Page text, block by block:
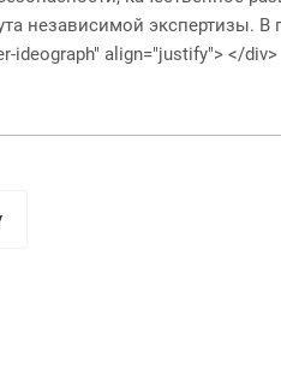
независимой экспертизы.
ideograph" align="justify"> </div>